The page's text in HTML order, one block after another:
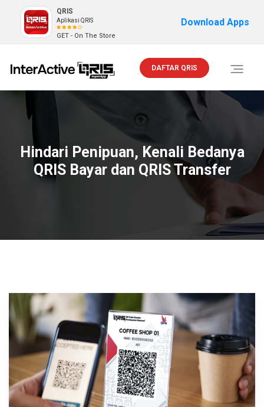
QRIS
Aplikasi QRIS
GET - On The Store
Download Apps
Toggle
DAFTAR QRIS
Hindari Penipuan, Kenali Bedanya
QRIS Bayar dan QRIS Transfer